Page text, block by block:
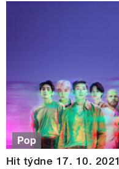
Pop
Hit týdne 17. 10. 2021